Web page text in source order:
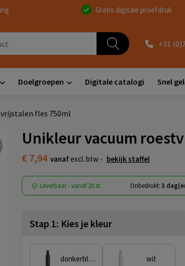
Gratis digitale proefdruk
+31
Doelgroepen Digitale catalogi Snel
fles 750ml
Unikleur vacuum
€ 7,94 vanaf excl. btw - bekijk staffel
Leverbaar-vanaf20 st. Onbedrukt:3
Stap 1: Kies je kleur
donkerblauw wit